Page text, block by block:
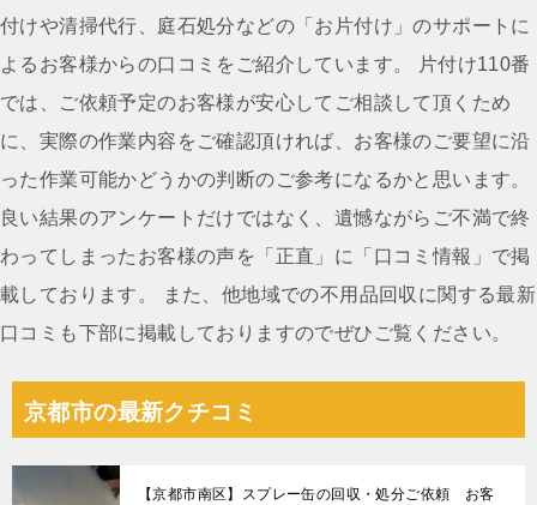
ビ
ゲ
ー
シ
ョ
ン
付けや清掃代行、庭石処分などの「お片付け」のサポートに
よるお客様からの口コミをご紹介しています。 片付け110番
では、ご依頼予定のお客様が安心してご相談して頂くため
に、実際の作業内容をご確認頂ければ、お客様のご要望に沿
った作業可能かどうかの判断のご参考になるかと思います。
良い結果のアンケートだけではなく、遺憾ながらご不満で終
わってしまったお客様の声を「正直」に「口コミ情報」で掲
載しております。 また、他地域での不用品回収に関する最新
口コミも下部に掲載しておりますのでぜひご覧ください。
京都市の最新クチコミ
【京都市南区】スプレー缶の回収・処分ご依頼 お客